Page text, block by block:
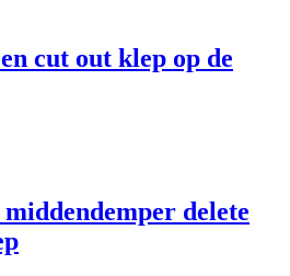
cut out klep op de
delete